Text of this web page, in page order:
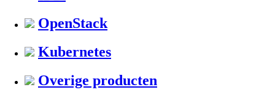
OpenStack
Kubernetes
Overige producten